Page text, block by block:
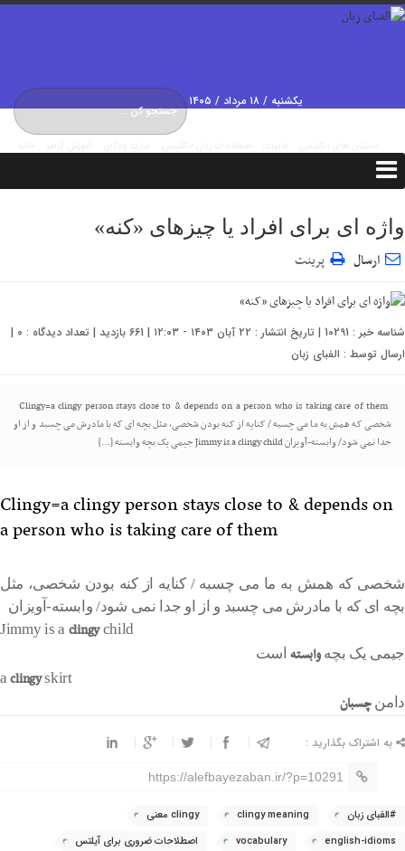
یکشنبه / ۱۸ مرداد / ۱۴۰۵
واژه ای برای افراد یا چیزهای «کنه»
ارسال پرینت
شناسه خبر : 10291 | تاریخ انتشار : ۲۲ آبان ۱۴۰۳ - ۱۲:۰۳ | 661 بازدید | تعداد دیدگاه : 0
|
ارسال توسط : الفبای زبان
شخصی که همش به ما می چسبه / کنایه از کنه بودن شخصی، مثل بچه ای که با مادرش می چسبد و از او
جدا نمی شود/ وابسته-آویزان Jimmy is a clingy child جیمی یک بچه وابسته […]
Clingy=a clingy person stays close to & depends on
a person who is taking care of them
شخصی که همش به ما می چسبه / کنایه از کنه بودن شخصی، مثل
بچه ای که با مادرش می چسبد و از او جدا نمی شود/ وابسته-آویزان
Jimmy is a clingychild
جیمی یک بچهوابستهاست
aclingyskirt
دامنچسبان
به اشتراک بگذارید :
https://alefbayezaban.ir/?p=10291
#الفبای زبان clingy meaning
clingy معنی
english-idioms
vocabulary
اصطلاحات ضروری برای آیلتس